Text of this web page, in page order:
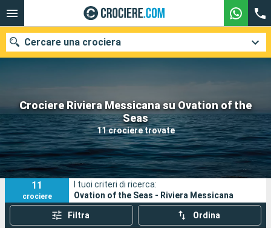
Crociere Riviera Messicana su Ovation of the
Seas
11 crociere trovate
Cercare una crociera
Le nostre destinazioni
Mesi di partenza
Porti Compagnie
Ricerca
11
crociere
I tuoi criteri di ricerca:
Ovation of the Seas - Riviera Messicana
Filtra Ordina